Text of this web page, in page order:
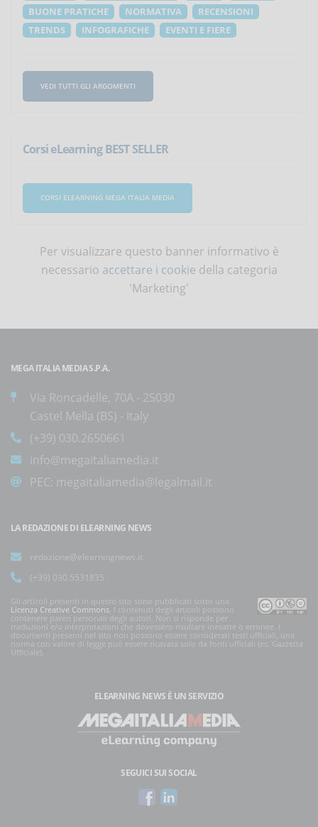
BUONE PRATICHE
NORMATIVA
RECENSIONI
TRENDS
INFOGRAFICHE EVENTI E FIERE
VEDI TUTTI GLI ARGOMENTI
Corsi eLearning BEST SELLER
CORSI ELEARNING MEGA ITALIA MEDIA
Per visualizzare questo banner informativo è
necessario accettare i cookie della categoria
'Marketing'
MEGA ITALIA MEDIA S.P.A.
Via Roncadelle, 70A - 25030
Castel Mella (BS) - Italy
(+39) 030.2650661
info@megaitaliamedia.it
PEC: megaitaliamedia@legalmail.it
LA REDAZIONE DI ELEARNING NEWS
redazione@elearningnews.it
(+39) 030.5531835
Gli articoli presenti in questo sito sono pubblicati sotto una
Licenza Creative Commons. I contenuti degli articoli possono
contenere pareri personali degli autori. Non si risponde per
traduzioni e/o interpretazioni che dovessero risultare inesatte o erronee. I
documenti presenti nel sito non possono essere considerati testi ufficiali, una
norma con valore di legge può essere ricavata solo da fonti ufficiali (es. Gazzetta
Ufficiale).
ELEARNING NEWS È UN SERVIZIO
SEGUICI SUI SOCIAL